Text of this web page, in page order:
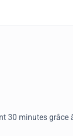
30 minutes grâce